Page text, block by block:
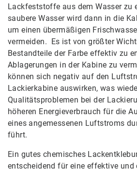
Lackfeststoffe aus dem Wasser zu
saubere Wasser wird dann in die
um einen übermäßigen
vermeiden. Es ist von größter
Bestandteile der Farbe effektiv zu
Ablagerungen in der Kabine zu
können sich negativ auf den
Lackierkabine auswirken, was
Qualitätsproblemen bei der
höheren Energieverbrauch für die
eines angemessenen Luftstroms
führt.
Ein gutes chemisches
entscheidend für eine effektive